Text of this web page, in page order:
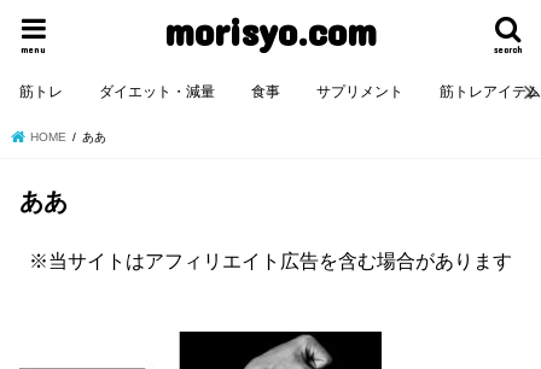
morisyo.com search
menu
筋トレ ダイエット・減量 食事 サプリメント 筋トレアイテム
HOME ああ
ああ
※当サイトはアフィリエイト広告を含む場合があります